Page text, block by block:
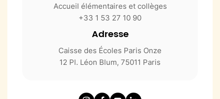
Accueil élémentaires et collèges
+33 1 53 27 10 90
Adresse
Caisse des Écoles Paris Onze
12 Pl. Léon Blum, 75011 Paris